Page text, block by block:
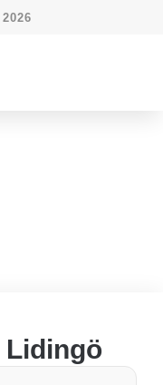
Lidingö